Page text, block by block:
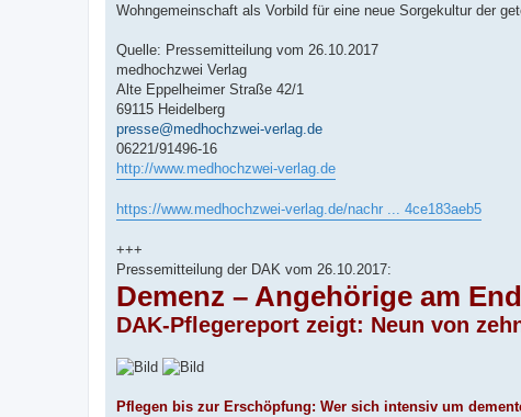
Wohngemeinschaft als Vorbild für eine neue Sorgekultur der
Quelle: Pressemitteilung vom 26.10.2017
medhochzwei Verlag
Alte Eppelheimer Straße 42/1
69115 Heidelberg
presse@medhochzwei-verlag.de
06221/91496-16
http://www.medhochzwei-verlag.de
https://www.medhochzwei-verlag.de/nachr ... 4ce183aeb5
+++
Pressemitteilung der DAK vom 26.10.2017:
Demenz – Angehörige am
DAK-Pflegereport zeigt: Neun von
Pflegen bis zur Erschöpfung: Wer sich intensiv um